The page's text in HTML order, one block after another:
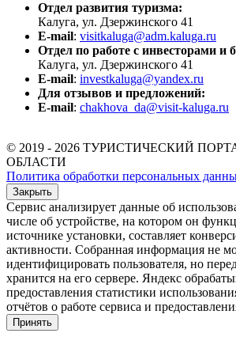
Отдел развития туризма:
Калуга, ул. Дзержинского 41
E-mail: visitkaluga@adm.kaluga.ru
Отдел по работе с инвесторами и
Калуга, ул. Дзержинского 41
E-mail: investkaluga@yandex.ru
Для отзывов и предложений:
E-mail: chakhova_da@visit-kaluga.ru
© 2019 - 2026 ТУРИСТИЧЕСКИЙ
ОБЛАСТИ
Политика обработки персональных
Закрыть
Сервис анализирует данные об
числе об устройстве, на котором он
источнике установки, составляет
активности. Собранная информация не
идентифицировать пользователя, но
хранится на его сервере. Яндекс
предоставления статистики
отчётов о работе сервиса и
Принять